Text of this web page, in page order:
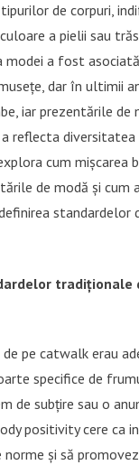
de corpuri,
a pielii sau
modei a fost
dar în ultimii
iar prezentările
reflecta diversitatea
cum mișcarea
de modă și cum
standardelor
tradiționale
pe catwalk erau
specifice de
de subțire sau o
positivity cere ca
norme și să